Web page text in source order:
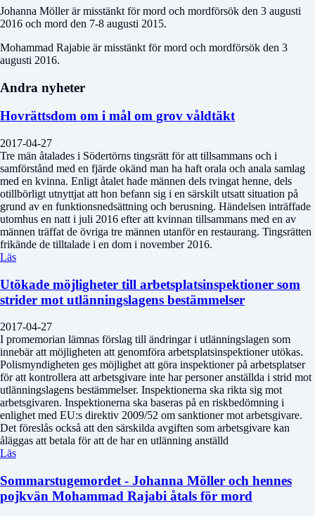
Johanna Möller är misstänkt för mord och mordförsök den 3 augusti
2016 och mord den 7-8 augusti 2015.
Mohammad Rajabie är misstänkt för mord och mordförsök den 3
augusti 2016.
Andra nyheter
Hovrättsdom om i mål om grov våldtäkt
2017-04-27
Tre män åtalades i Södertörns tingsrätt för att tillsammans och i
samförstånd med en fjärde okänd man ha haft orala och anala samlag
med en kvinna. Enligt åtalet hade männen dels tvingat henne, dels
otillbörligt utnyttjat att hon befann sig i en särskilt utsatt situation på
grund av en funktionsnedsättning och berusning. Händelsen inträffade
utomhus en natt i juli 2016 efter att kvinnan tillsammans med en av
männen träffat de övriga tre männen utanför en restaurang. Tingsrätten
frikände de tilltalade i en dom i november 2016.
Läs
Utökade möjligheter till arbetsplatsinspektioner som
strider mot utlänningslagens bestämmelser
2017-04-27
I promemorian lämnas förslag till ändringar i utlänningslagen som
innebär att möjligheten att genomföra arbetsplatsinspektioner utökas.
Polismyndigheten ges möjlighet att göra inspektioner på arbetsplatser
för att kontrollera att arbetsgivare inte har personer anställda i strid mot
utlänningslagens bestämmelser. Inspektionerna ska rikta sig mot
arbetsgivaren. Inspektionerna ska baseras på en riskbedömning i
enlighet med EU:s direktiv 2009/52 om sanktioner mot arbetsgivare.
Det föreslås också att den särskilda avgiften som arbetsgivare kan
åläggas att betala för att de har en utlänning anställd
Läs
Sommarstugemordet - Johanna Möller och hennes
pojkvän Mohammad Rajabi åtals för mord